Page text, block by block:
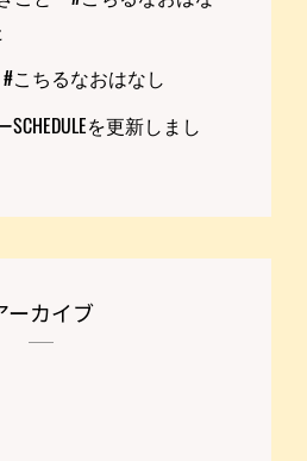
ちるなおはなし
を更新しまし
ーカイブ